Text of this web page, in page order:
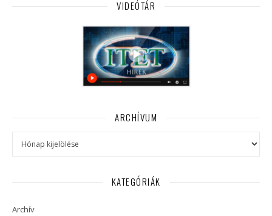
VIDEÓTÁR
ARCHÍVUM
KATEGÓRIÁK
Archív